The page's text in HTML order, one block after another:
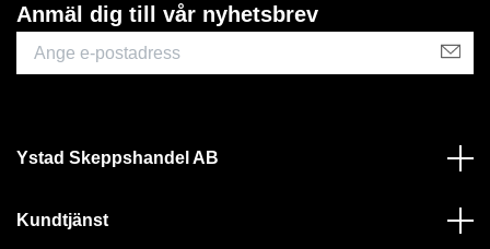
Anmäl dig till vår nyhetsbrev
Ystad Skeppshandel AB
Kundtjänst